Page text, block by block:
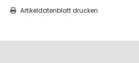
Artikeldatenblatt drucken